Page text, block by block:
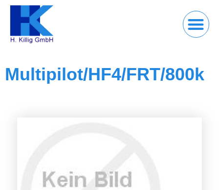
Multipilot/HF4/FRT/800k